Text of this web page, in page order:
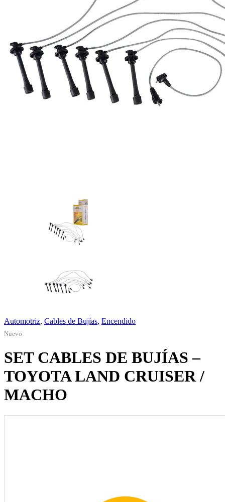
Automotriz, Cables de Bujías, Encendido
Nuevo
SET CABLES DE BUJÍAS –
TOYOTA LAND CRUISER /
MACHO